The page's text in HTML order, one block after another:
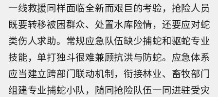
一线救援同样面临全新而艰巨的考验，抢险人员
既要转移被困群众、处置水库险情，还要应对蛇
类伤人求助。常规应急队伍缺少捕蛇和驱蛇专业
技能，单打独斗很难兼顾抗洪与防蛇。应急体系
应当建立跨部门联动机制，衔接林业、畜牧部门
组建专业捕蛇小队，随同抢险队伍一同进驻受灾